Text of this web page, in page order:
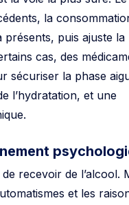
la
présents, puis ajuste la
cas, des
sécuriser la phase
l’hydratation, et une
recevoir de l’alcool.
et les